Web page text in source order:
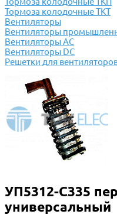
Тормоза колодочные ТКТ
Вентиляторы
Вентиляторы
Вентиляторы АС
Вентиляторы DC
Решетки для
УП5312-С335
универсальный